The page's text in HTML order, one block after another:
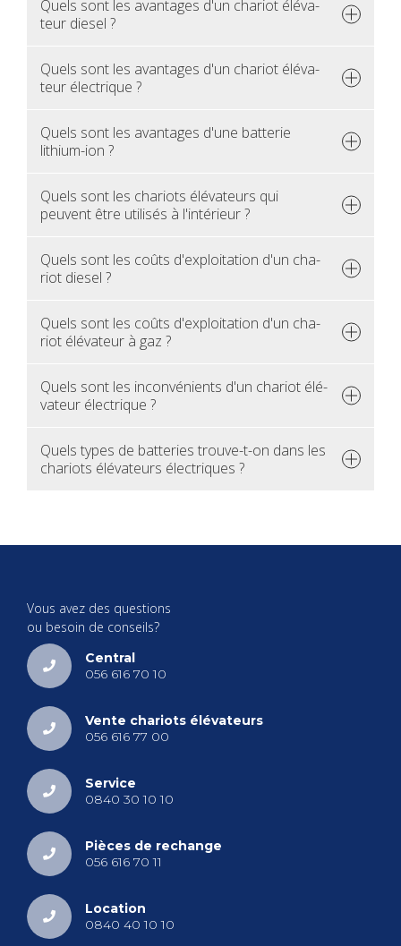
Quels sont les avan­tages d'un cha­riot élé­va­
teur die­sel ?
Quels sont les avan­tages d'un cha­riot élé­va­
teur élec­trique ?
Quels sont les avan­tages d'une bat­te­rie
lithium-ion ?
Quels sont les cha­riots élé­va­teurs qui
peuvent être uti­li­sés à l'in­té­rieur ?
Quels sont les coûts d'ex­ploi­ta­tion d'un cha­
riot die­sel ?
Quels sont les coûts d'ex­ploi­ta­tion d'un cha­
riot élé­va­teur à gaz ?
Quels sont les incon­vé­nients d'un cha­riot élé­
va­teur élec­trique ?
Quels types de bat­te­ries trouve-t-on dans les
cha­riots élé­va­teurs élec­triques ?
Vous avez des ques­tions
ou besoin de conseils?
Cen­tral
056 616 70 10
Vente cha­riots élé­va­teurs
056 616 77 00
Ser­vice
0840 30 10 10
Pièces de rechange
056 616 70 11
Loca­tion
0840 40 10 10